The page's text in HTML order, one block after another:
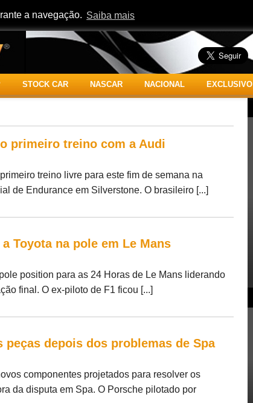
a navegação. Saiba mais
STOCK CAR NASCAR NACIONAL EXCLUSIVO
primeiro treino com a Audi
treino livre para este fim de semana na
de Endurance em Silverstone. O brasileiro [...]
Toyota na pole em Le Mans
position para as 24 Horas de Le Mans liderando
final. O ex-piloto de F1 ficou [...]
peças depois dos problemas de Spa
componentes projetados para resolver os
da disputa em Spa. O Porsche pilotado por